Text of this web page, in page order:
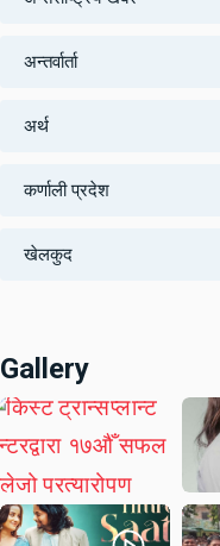
अन्तर्वार्ता
अर्थ
कर्णाली प्रदेश
खेलकुद
Gallery